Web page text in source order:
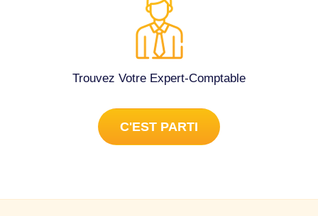
Trouvez Votre Expert-Comptable
C'EST PARTI